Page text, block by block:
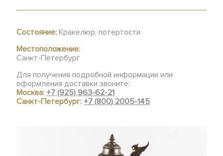
Состояние: Кракелюр, потертости
Местоположение:
Санкт-Петербург
Для получения подробной информации или
оформления доставки звоните:
Москва:+7 (925) 963-62-21
Санкт-Петербург:+7 (800) 2005-145